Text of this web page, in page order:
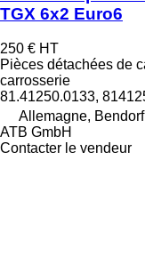
TGX 6x2 Euro6
250 € HT
Pièces détachées de
carrosserie
81.41250.0133,
Allemagne, Bendorf
ATB GmbH
Contacter le vendeur